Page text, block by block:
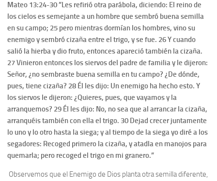
Mateo 13:24-30 ”Les refirió otra parábola, diciendo: El reino de
los cielos es semejante a un hombre que sembró buena semilla
en su campo; 25 pero mientras dormían los hombres, vino su
enemigo y sembró cizaña entre el trigo, y se fue. 26 Y cuando
salió la hierba y dio fruto, entonces apareció también la cizaña.
27 Vinieron entonces los siervos del padre de familia y le dijeron:
Señor, ¿no sembraste buena semilla en tu campo? ¿De dónde,
pues, tiene cizaña? 28 Él les dijo: Un enemigo ha hecho esto. Y
los siervos le dijeron: ¿Quieres, pues, que vayamos y la
arranquemos? 29 Él les dijo: No, no sea que al arrancar la cizaña,
arranquéis también con ella el trigo. 30 Dejad crecer juntamente
lo uno y lo otro hasta la siega; y al tiempo de la siega yo diré a los
segadores: Recoged primero la cizaña, y atadla en manojos para
quemarla; pero recoged el trigo en mi granero.”
Observemos que el Enemigo de Dios planta otra semilla diferente,